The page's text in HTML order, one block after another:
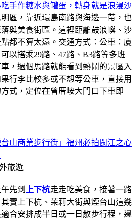
手作糖水與罐蛋，轉身就是浪漫沙
區，靠近環島南路與海邊一帶，也
與美食街區。這裡距離鼓浪嶼、沙
都不算太遠。交通方式：公車：廈
以搭乘29路、47路、B3路等多班
，過個馬路就能看到熱鬧的景區入
行李比較多或不想等公車，直接用
式，定位在曾厝垵大門口下車即
山商業步行街」福州必拍閩江之心
旅遊
先到 上下杭走走吃美食，接著一路
其實上下杭、茉莉大街與煙台山這幾
合安排成半日或一日散步行程，邊